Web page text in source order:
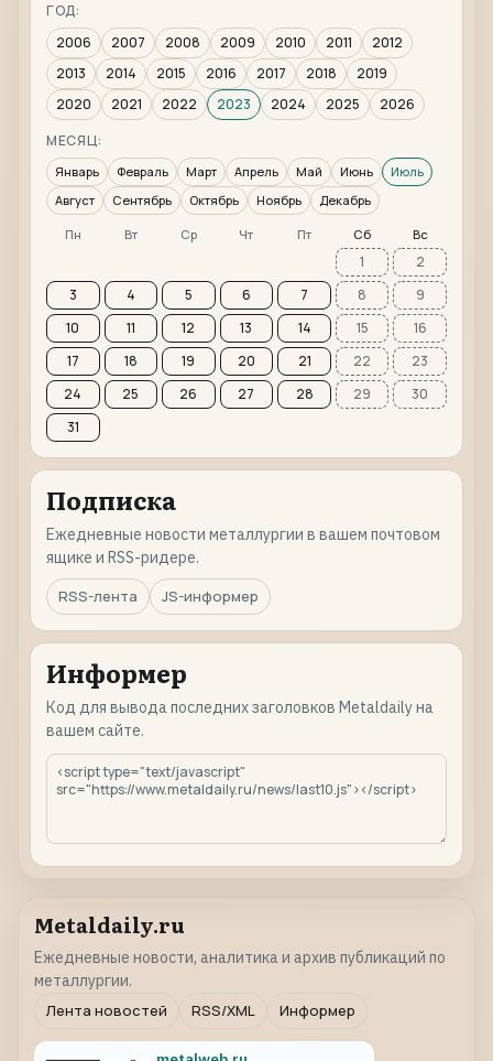
ГОД:
2006
2007 2008 2009 2010 2011
2012
2013
2014 2015 2016 2017 2018
2019
2020
2021 2022 2023 2024 2025
2026
МЕСЯЦ:
Январь Февраль Март Апрель Май Июнь
Июль
Август
Сентябрь Октябрь Ноябрь Декабрь
Пн Вт Ср Чт Пт Сб Вс
1
2
3
4 5 6 7 8
9
10
11 12 13 14 15
16
17
18 19 20 21 22
23
24
25 26 27 28 29
30
31
Подписка
Ежедневные новости металлургии в вашем почтовом
ящике и RSS-ридере.
RSS-лента
JS-информер
Информер
Код для вывода последних заголовков Metaldaily на
вашем сайте.
Metaldaily.ru
Ежедневные новости, аналитика и архив публикаций по
металлургии.
Лента новостей
RSS/XML Информер